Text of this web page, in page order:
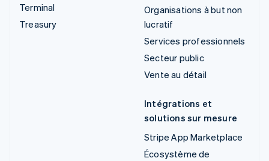
Terminal
Treasury
Organisations à but non
lucratif
Services professionnels
Secteur public
Vente au détail
Intégrations et
solutions sur mesure
Stripe App Marketplace
Écosystème de